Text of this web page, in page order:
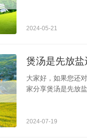
算法有两种说法，
2024-05-21
煲汤是先放
大家好，如果您还
家分享煲汤是先放
后放盐。熬汤时不
2024-07-19